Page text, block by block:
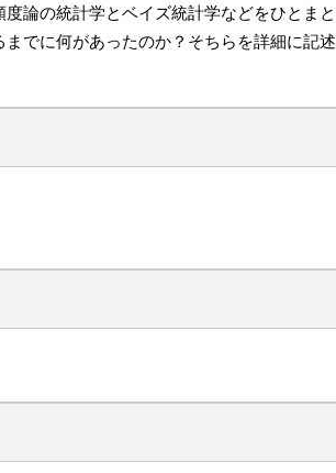
論の統計学とベイズ統計学などをひとまと
でに何があったのか？そちらを詳細に記述